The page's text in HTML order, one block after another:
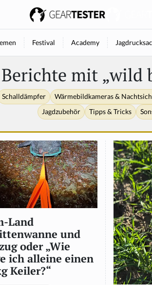
Festival Academy
Berichte mit „wild
Schalldämpfer Wärmebildkameras &
Jagdzubehör
Tipps & Tricks
Land
und
oder „Wie
ich alleine einen
Keiler?“